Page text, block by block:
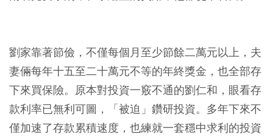
劉家靠著節儉，不僅每個月至少節餘二萬元以上，夫
妻倆每年十五至二十萬元不等的年終獎金，也全部存
下來買保險。原本對投資一竅不通的劉仁和，眼看存
款利率已無利可圖，「被迫」鑽研投資。多年下來不
僅加速了存款累積速度，也練就一套穩中求利的投資